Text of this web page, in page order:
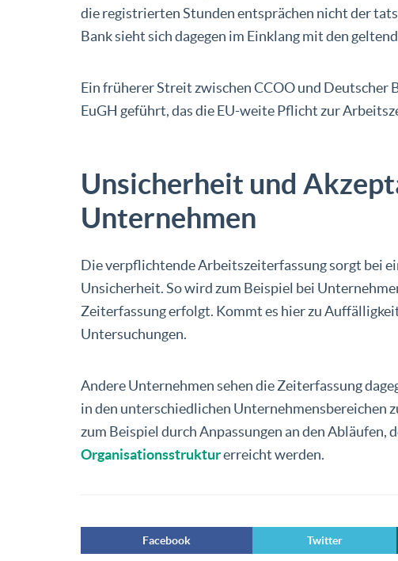
die registrierten Stunden entsprächen nicht der
Bank sieht sich dagegen im Einklang mit den
Ein früherer Streit zwischen CCOO und Deutscher
EuGH geführt, das die EU-weite Pflicht zur
Unsicherheit und
Unternehmen
Die verpflichtende Arbeitszeiterfassung sorgt bei
Unsicherheit. So wird zum Beispiel bei
Zeiterfassung erfolgt. Kommt es hier zu
Untersuchungen.
Andere Unternehmen sehen die Zeiterfassung
in den unterschiedlichen Unternehmensbereichen
zum Beispiel durch Anpassungen an den Abläufen,
Organisationsstrukturerreicht werden.
Facebook Twitter